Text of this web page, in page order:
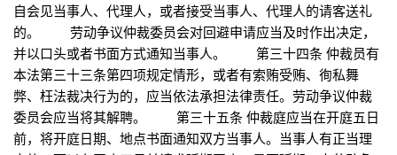
自会见当事人、代理人，或者接受当事人、代理人的请客送礼
的。 劳动争议仲裁委员会对回避申请应当及时作出决定，
并以口头或者书面方式通知当事人。 第三十四条 仲裁员有
本法第三十三条第四项规定情形，或者有索贿受贿、徇私舞
弊、枉法裁决行为的，应当依法承担法律责任。劳动争议仲裁
委员会应当将其解聘。 第三十五条 仲裁庭应当在开庭五日
前，将开庭日期、地点书面通知双方当事人。当事人有正当理